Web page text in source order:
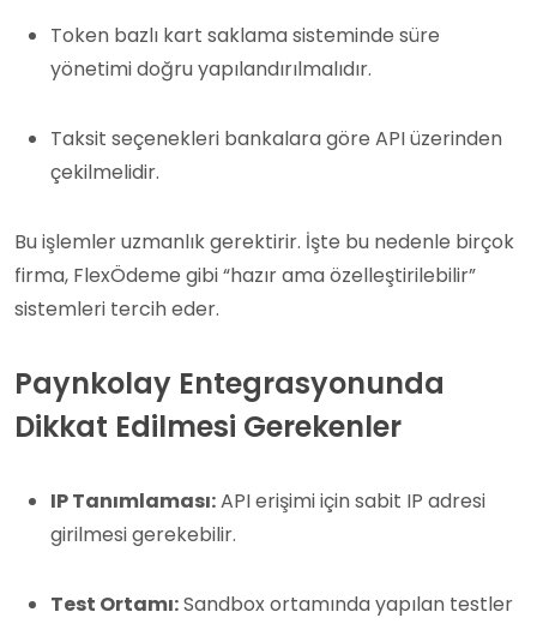
Token bazlı kart saklama sisteminde süre
yönetimi doğru yapılandırılmalıdır.
Taksit seçenekleri bankalara göre API üzerinden
çekilmelidir.
Bu işlemler uzmanlık gerektirir. İşte bu nedenle birçok
firma, FlexÖdeme gibi “hazır ama özelleştirilebilir”
sistemleri tercih eder.
Paynkolay Entegrasyonunda
Dikkat Edilmesi Gerekenler
IP Tanımlaması:API erişimi için sabit IP adresi
girilmesi gerekebilir.
Test Ortamı:Sandbox ortamında yapılan testler